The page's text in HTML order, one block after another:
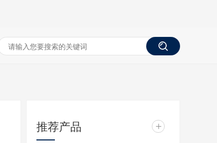
推荐产品 +